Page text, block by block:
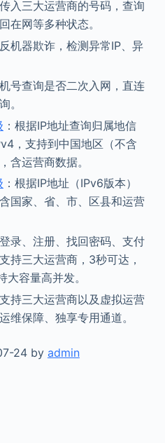
入三大运营商的号码，查询
在网等多种状态。
反机器欺诈，检测异常IP、异
号查询是否二次入网，直连
。
：根据IP地址查询归属地信
，支持到中国地区（不含
含运营商数据。
：根据IP地址（IPv6版本）
国家、省、市、区县和运营
录、注册、找回密码、支付
持三大运营商，3秒可达，
容量高并发。
持三大运营商以及虚拟运营
维保障、独享专用通道。
24 by admin